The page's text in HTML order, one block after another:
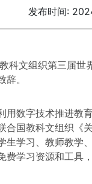
发布时间:
科文组织第三届世
辞。
数字技术推进教育
合国教科文组织《
生学习、教师教学
费学习资源和工具